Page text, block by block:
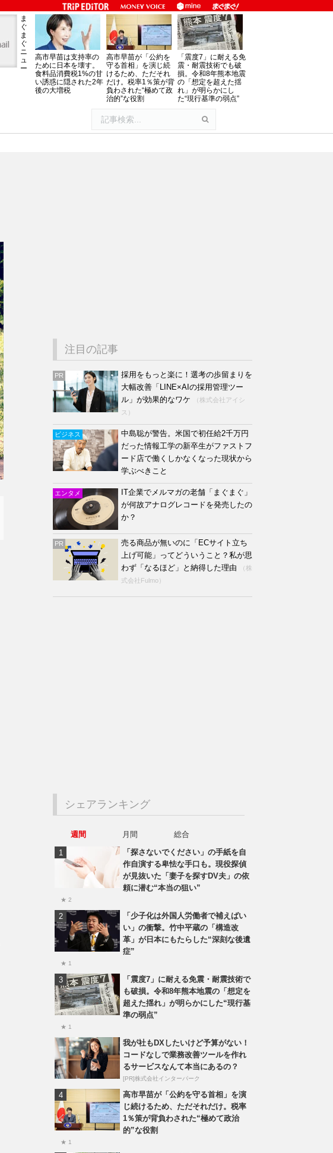
ま
ぐ
ま
ぐ
ニ
ュ
ー
高市早苗は支持率の
ために日本を壊す。
食料品消費税1%の甘
い誘惑に隠された2年
後の大増税
高市早苗が「公約を
守る首相」を演じ続
けるため、ただそれ
だけ。税率1％策が背
負わされた“極めて政
治的”な役割
「震度7」に耐える免
震・耐震技術でも破
損。令和8年熊本地震
の「想定を超えた揺
れ」が明らかにし
た“現行基準の弱点”
注目の記事
PR
採用をもっと楽に！選考の歩留まりを
大幅改善「LINE×AIの採用管理ツー
ル」が効果的なワケ
（株式会社アイシ
ス）
ビジネス
中島聡が警告。米国で初任給2千万円
だった情報工学の新卒生がファストフ
ード店で働くしかなくなった現状から
学ぶべきこと
エンタメ
IT企業でメルマガの老舗「まぐまぐ」
が何故アナログレコードを発売したの
か？
PR
売る商品が無いのに「ECサイト立ち
上げ可能」ってどういうこと？私が思
わず「なるほど」と納得した理由
（株
式会社Fulmo）
シェアランキング
週間 月間
総合
「探さないでください」の手紙を自
作自演する卑怯な手口も。現役探偵
が見抜いた「妻子を探すDV夫」の依
頼に潜む“本当の狙い”
★ 2
「少子化は外国人労働者で補えばい
い」の衝撃。竹中平蔵の「構造改
革」が日本にもたらした“深刻な後遺
症”
★ 1
「震度7」に耐える免震・耐震技術で
も破損。令和8年熊本地震の「想定を
超えた揺れ」が明らかにした“現行基
準の弱点”
★ 1
我が社もDXしたいけど予算がない！
コードなしで業務改善ツールを作れ
るサービスなんて本当にあるの？
[PR]株式会社インターパーク
高市早苗が「公約を守る首相」を演
じ続けるため、ただそれだけ。税率
1％策が背負わされた“極めて政治
的”な役割
★ 1